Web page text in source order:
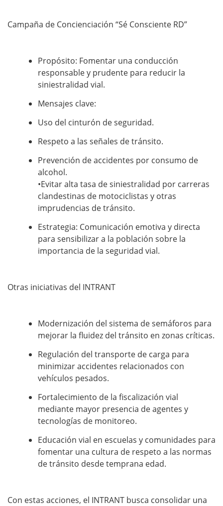
Campaña de Concienciación “Sé Consciente RD”
Propósito: Fomentar una conducción
responsable y prudente para reducir la
siniestralidad vial.
Mensajes clave:
Uso del cinturón de seguridad.
Respeto a las señales de tránsito.
Prevención de accidentes por consumo de
alcohol.
•Evitar alta tasa de siniestralidad por carreras
clandestinas de motociclistas y otras
imprudencias de tránsito.
Estrategia: Comunicación emotiva y directa
para sensibilizar a la población sobre la
importancia de la seguridad vial.
Otras iniciativas del INTRANT
Modernización del sistema de semáforos para
mejorar la fluidez del tránsito en zonas críticas.
Regulación del transporte de carga para
minimizar accidentes relacionados con
vehículos pesados.
Fortalecimiento de la fiscalización vial
mediante mayor presencia de agentes y
tecnologías de monitoreo.
Educación vial en escuelas y comunidades para
fomentar una cultura de respeto a las normas
de tránsito desde temprana edad.
Con estas acciones, el INTRANT busca consolidar una